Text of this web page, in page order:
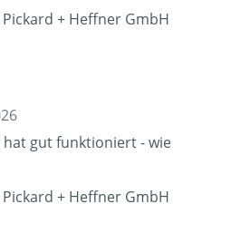
+ Heffner GmbH
hat gut funktioniert - wie
+ Heffner GmbH